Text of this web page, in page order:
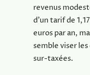
revenus
d’un tarif de
euros par an,
semble viser
sur-taxées.